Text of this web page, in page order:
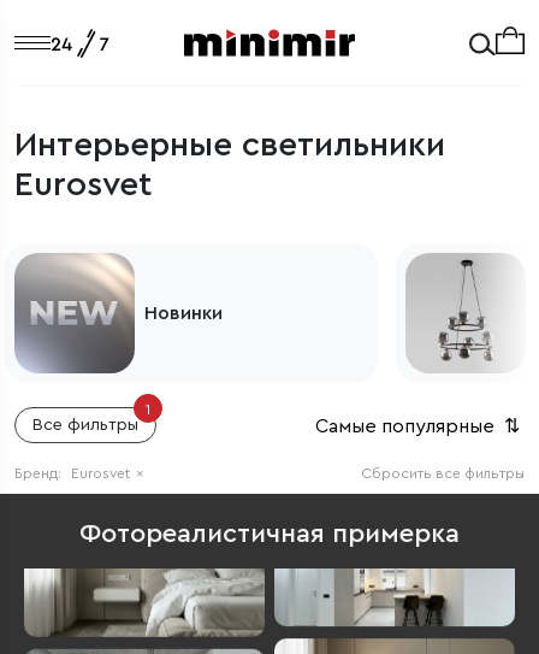
Интерьерные светильники
Eurosvet
Светильники из Европы
Все фильтры
1
Самые популярные ⇅
Сбросить все фильтры
Бренд: Eurosvet ×
Фотореалистичная примерка